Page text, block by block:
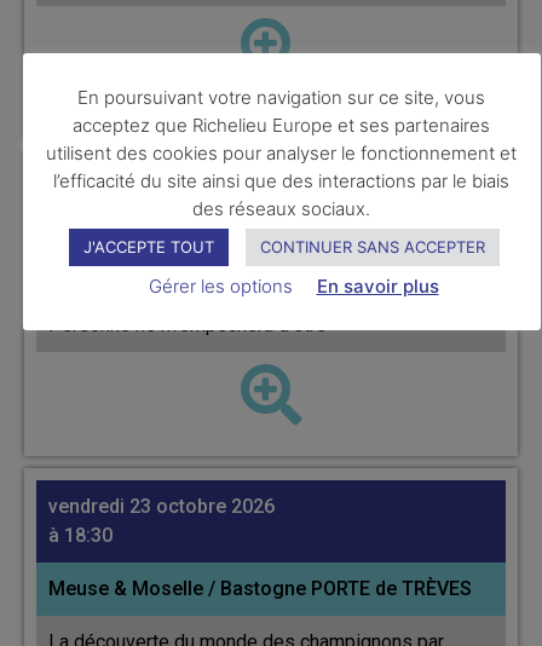
Tournai
vendredi 16 octobre 2026
Sambre & Meuse / CHARLEROI
Thérèse Goffart nous parlera de son dernier livre "
Personne ne m'empêchera d'être "
vendredi 23 octobre 2026
à 18:30
Meuse & Moselle / Bastogne PORTE de TRÈVES
En poursuivant votre navigation sur ce site, vous
acceptez que Richelieu Europe et ses partenaires
utilisent des cookies pour analyser le fonctionnement et
l’efficacité du site ainsi que des interactions par le biais
des réseaux sociaux.
J'ACCEPTE TOUT CONTINUER SANS ACCEPTER
Gérer les options En savoir plus